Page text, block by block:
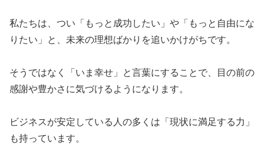
​私たちは、つい「もっと成功したい」や「もっと自由にな
りたい」と、未来の理想ばかりを追いかけがちです。
​そうではなく「いま幸せ」と言葉にすることで、目の前の
感謝や豊かさに気づけるようになります。
​ビジネスが安定している人の多くは「現状に満足する力」
も持っています。